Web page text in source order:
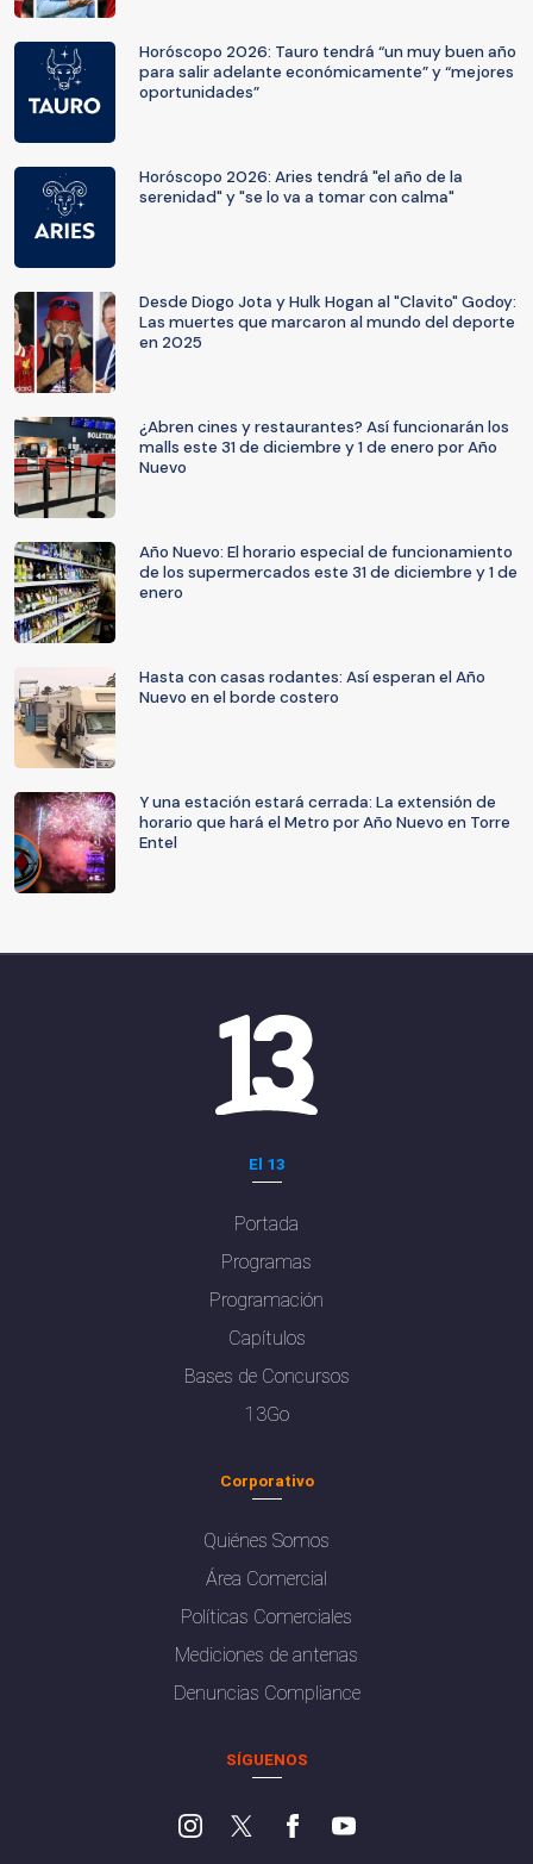
Horóscopo 2026: Tauro tendrá “un muy buen año
para salir adelante económicamente” y “mejores
oportunidades”
Horóscopo 2026: Aries tendrá "el año de la
serenidad" y "se lo va a tomar con calma"
Desde Diogo Jota y Hulk Hogan al "Clavito" Godoy:
Las muertes que marcaron al mundo del deporte
en 2025
¿Abren cines y restaurantes? Así funcionarán los
malls este 31 de diciembre y 1 de enero por Año
Nuevo
Año Nuevo: El horario especial de funcionamiento
de los supermercados este 31 de diciembre y 1 de
enero
Hasta con casas rodantes: Así esperan el Año
Nuevo en el borde costero
Y una estación estará cerrada: La extensión de
horario que hará el Metro por Año Nuevo en Torre
Entel
El 13
Portada
Programas
Programación
Capítulos
Bases de Concursos
13Go
Corporativo
Quiénes Somos
Área Comercial
Políticas Comerciales
Mediciones de antenas
Denuncias Compliance
SÍGUENOS